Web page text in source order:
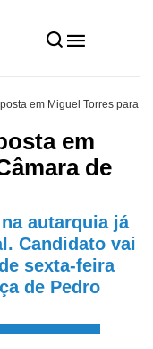
em Miguel Torres para
em
de
autarquia já
Candidato vai
sexta-feira
de Pedro